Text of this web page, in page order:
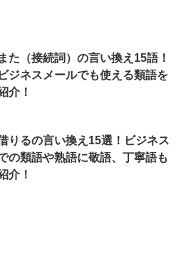
また（接続詞）の言い換え15語！
ビジネスメールでも使える類語を
介！
りるの言い換え15選！ビジネス
の類語や熟語に敬語、丁寧語も
介！